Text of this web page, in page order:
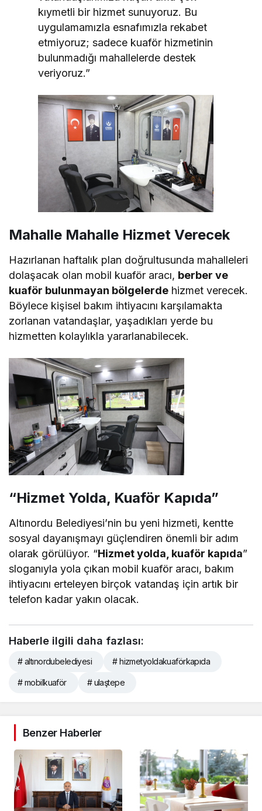
kıymetli bir hizmet sunuyoruz. Bu
uygulamamızla esnafımızla rekabet
etmiyoruz; sadece kuaför hizmetinin
bulunmadığı mahallelerde destek
veriyoruz.”
Mahalle Mahalle Hizmet Verecek
Hazırlanan haftalık plan doğrultusunda mahalleleri
dolaşacak olan mobil kuaför aracı, berber ve
kuaför bulunmayan bölgelerde hizmet verecek.
Böylece kişisel bakım ihtiyacını karşılamakta
zorlanan vatandaşlar, yaşadıkları yerde bu
hizmetten kolaylıkla yararlanabilecek.
“Hizmet Yolda, Kuaför Kapıda”
Altınordu Belediyesi’nin bu yeni hizmeti, kentte
sosyal dayanışmayı güçlendiren önemli bir adım
olarak görülüyor. “Hizmet yolda, kuaför kapıda”
sloganıyla yola çıkan mobil kuaför aracı, bakım
ihtiyacını erteleyen birçok vatandaş için artık bir
telefon kadar yakın olacak.
Haberle ilgili daha fazlası:
# altınordubelediyesi # hizmetyoldakuaförkapıda
# mobilkuaför # ulaştepe
Benzer Haberler